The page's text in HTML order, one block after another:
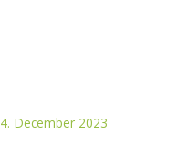
4. December 2023